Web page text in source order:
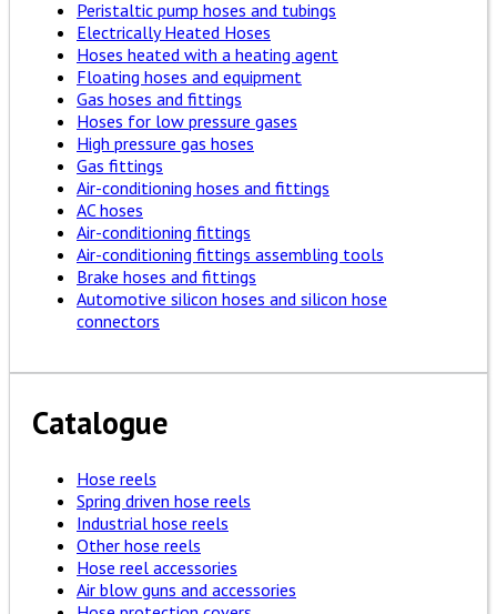
Peristaltic pump hoses and tubings
Electrically Heated Hoses
Hoses heated with a heating agent
Floating hoses and equipment
Gas hoses and fittings
Hoses for low pressure gases
High pressure gas hoses
Gas fittings
Air-conditioning hoses and fittings
AC hoses
Air-conditioning fittings
Air-conditioning fittings assembling tools
Brake hoses and fittings
Automotive silicon hoses and silicon hose
connectors
Catalogue
Hose reels
Spring driven hose reels
Industrial hose reels
Other hose reels
Hose reel accessories
Air blow guns and accessories